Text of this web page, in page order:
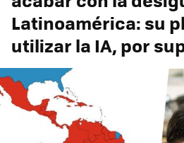
Latinoamérica: su
utilizar la IA, por